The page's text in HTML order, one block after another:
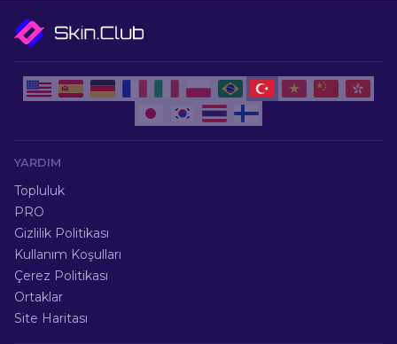
YARDIM
Topluluk
PRO
Gizlilik Politikası
Kullanım Koşulları
Çerez Politikası
Ortaklar
Site Haritası